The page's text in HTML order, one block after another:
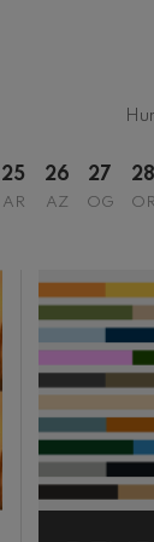
25
AR
26
AZ
27
OG
28
OR